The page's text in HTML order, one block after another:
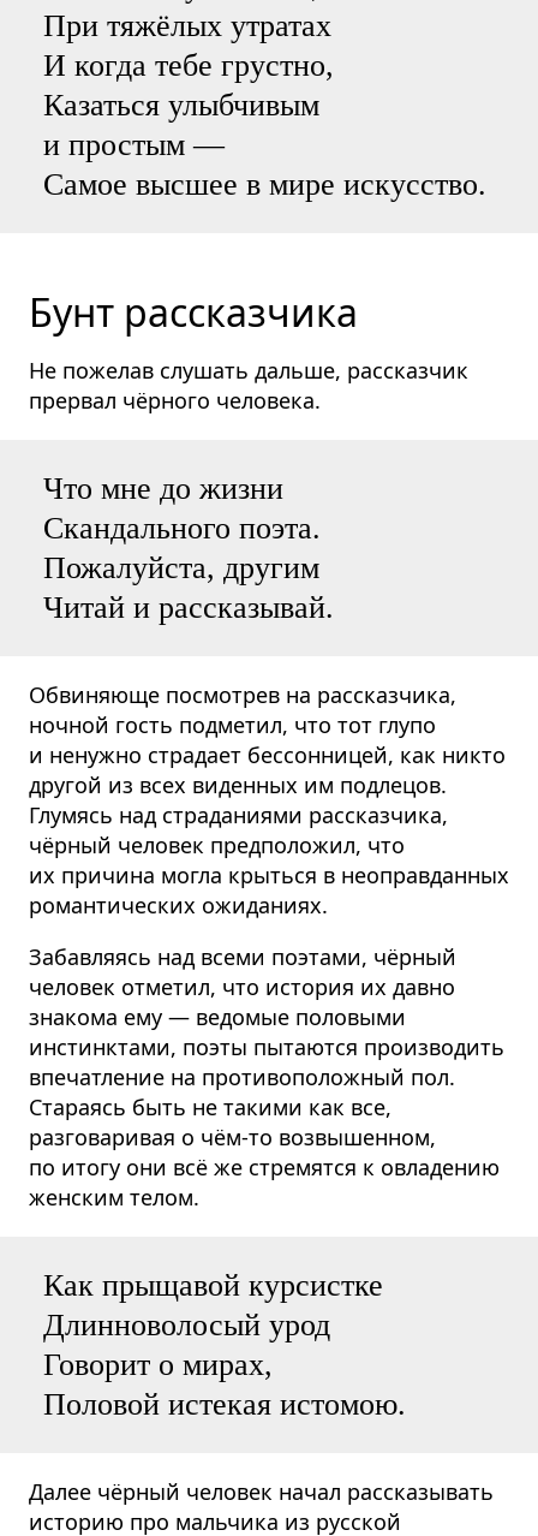
При тяжёлых утратах
И когда тебе грустно,
Казаться улыбчивым
и простым —
Самое высшее в мире искусство.
Бунт рассказчика
Не пожелав слушать дальше, рассказчик
прервал чёрного человека.
Что мне до жизни
Скандального поэта.
Пожалуйста, другим
Читай и рассказывай.
Обвиняюще посмотрев на рассказчика,
ночной гость подметил, что тот глупо
и ненужно страдает бессонницей, как никто
другой из всех виденных им подлецов.
Глумясь над страданиями рассказчика,
чёрный человек предположил, что
их причина могла крыться в неоправданных
романтических ожиданиях.
Забавляясь над всеми поэтами, чёрный
человек отметил, что история их давно
знакома ему — ведомые половыми
инстинктами, поэты пытаются производить
впечатление на противоположный пол.
Стараясь быть не такими как все,
разговаривая о чём-то возвышенном,
по итогу они всё же стремятся к овладению
женским телом.
Как прыщавой курсистке
Длинноволосый урод
Говорит о мирах,
Половой истекая истомою.
Далее чёрный человек начал рассказывать
историю про мальчика из русской